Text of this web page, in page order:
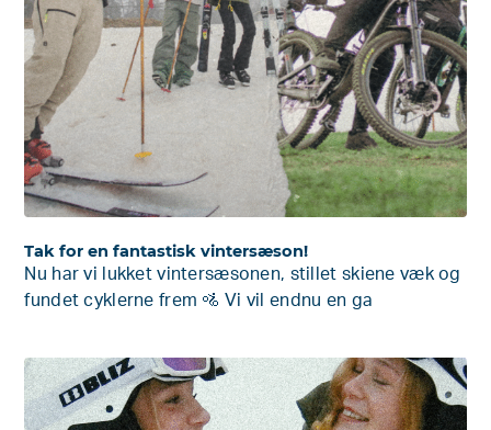
Tak for en fantastisk vintersæson!
Nu har vi lukket vintersæsonen, stillet skiene væk og
fundet cyklerne frem 🚵 Vi vil endnu en ga